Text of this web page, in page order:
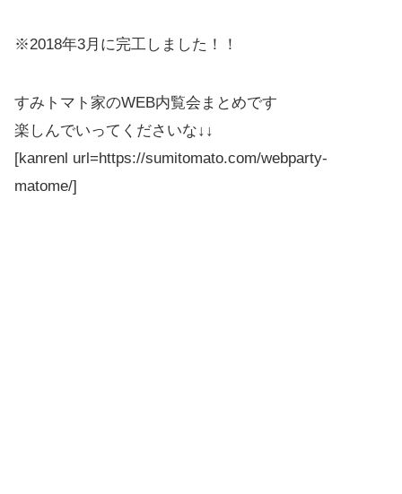
※2018年3月に完工しました！！
すみトマト家のWEB内覧会まとめです
楽しんでいってくださいな↓↓
[kanrenl url=https://sumitomato.com/webparty-
matome/]